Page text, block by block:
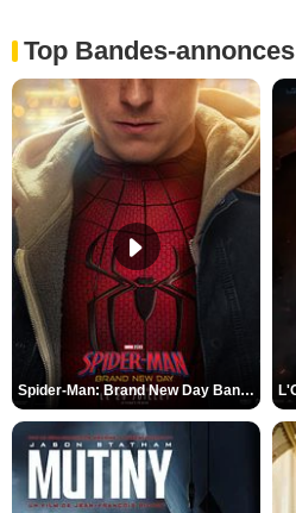
Top Bandes-annonces
Spider-Man: Brand New Day Bande-annonce VO STFR